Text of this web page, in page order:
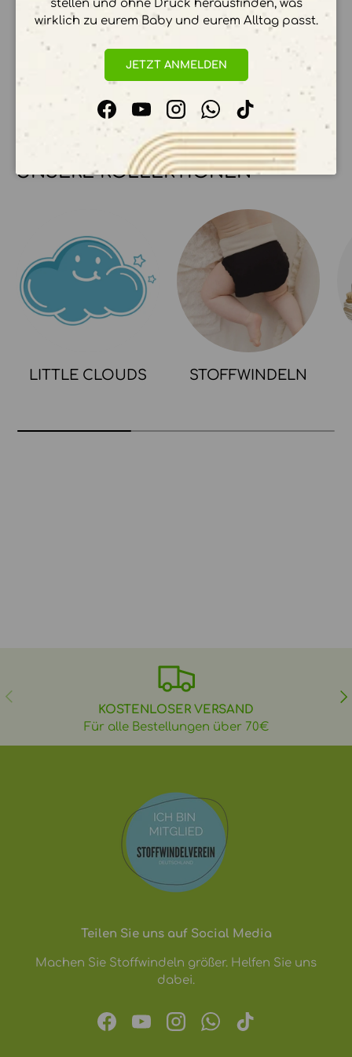
Ihre Zahlungsinformationen werden sicher
verarbeitet. Wir speichern keine
Kreditkartendetails.
UNSERE KOLLEKTIONEN
LITTLE CLOUDS STOFFWINDELN
stellen und ohne Druck herausfinden, was
wirklich zu eurem Baby und eurem Alltag passt.
JETZT ANMELDEN
FacebookYouTubeInstagramWhatsApp
TikTok
VORHERIGE
KOSTENLOSER VERSAND
Für alle Bestellungen über 70€
Teilen Sie uns auf Social Media
Machen Sie Stoffwindeln größer. Helfen Sie uns
dabei.
FacebookYouTubeInstagramWhatsApp
TikTok